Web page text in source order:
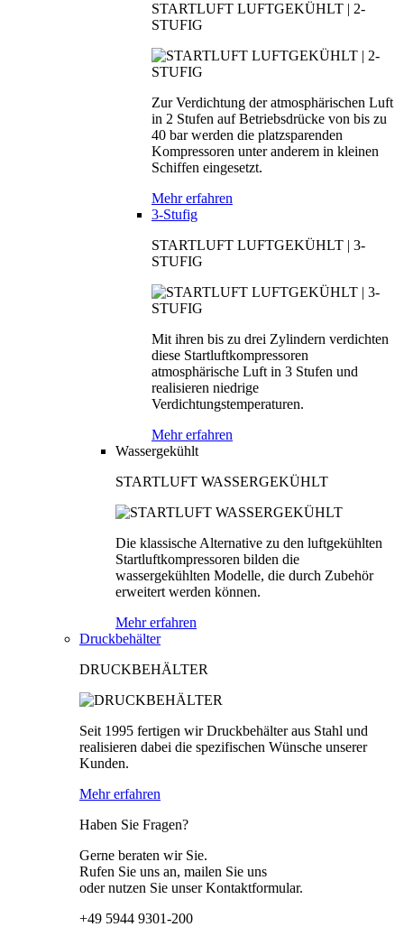
STARTLUFT LUFTGEKÜHLT | 2-
STUFIG
Zur Verdichtung der atmosphärischen Luft
in 2 Stufen auf Betriebsdrücke von bis zu
40 bar werden die platzsparenden
Kompressoren unter anderem in kleinen
Schiffen eingesetzt.
Mehr erfahren
3-Stufig
STARTLUFT LUFTGEKÜHLT | 3-
STUFIG
Mit ihren bis zu drei Zylindern verdichten
diese Startluftkompressoren
atmosphärische Luft in 3 Stufen und
realisieren niedrige
Verdichtungstemperaturen.
Mehr erfahren
Wassergekühlt
STARTLUFT WASSERGEKÜHLT
Die klassische Alternative zu den luftgekühlten
Startluftkompressoren bilden die
wassergekühlten Modelle, die durch Zubehör
erweitert werden können.
Mehr erfahren
Druckbehälter
DRUCKBEHÄLTER
Seit 1995 fertigen wir Druckbehälter aus Stahl und
realisieren dabei die spezifischen Wünsche unserer
Kunden.
Mehr erfahren
Haben Sie Fragen?
Gerne beraten wir Sie.
Rufen Sie uns an, mailen Sie uns
oder nutzen Sie unser Kontaktformular.
+49 5944 9301-200